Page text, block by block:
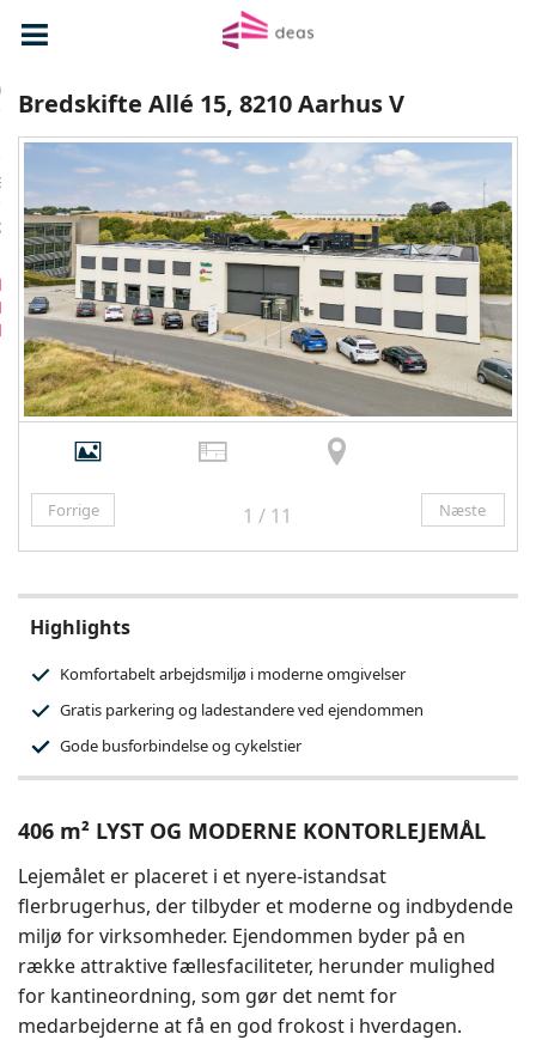
Bredskifte Allé 15, 8210 Aarhus V
Forrige Næste
1 / 11
Highlights
Komfortabelt arbejdsmiljø i moderne omgivelser
Gratis parkering og ladestandere ved ejendommen
Gode busforbindelse og cykelstier
406 m² LYST OG MODERNE KONTORLEJEMÅL
Lejemålet er placeret i et nyere-istandsat
flerbrugerhus, der tilbyder et moderne og indbydende
miljø for virksomheder. Ejendommen byder på en
række attraktive fællesfaciliteter, herunder mulighed
for kantineordning, som gør det nemt for
medarbejderne at få en god frokost i hverdagen.